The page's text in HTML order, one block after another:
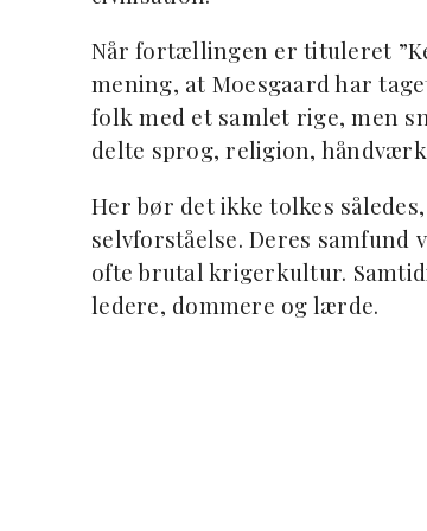
Når fortællingen er tituleret
mening, at Moesgaard har
folk med et samlet rige, men
delte sprog, religion,
Her bør det ikke tolkes
selvforståelse. Deres
ofte brutal krigerkultur.
ledere, dommere og lærde.